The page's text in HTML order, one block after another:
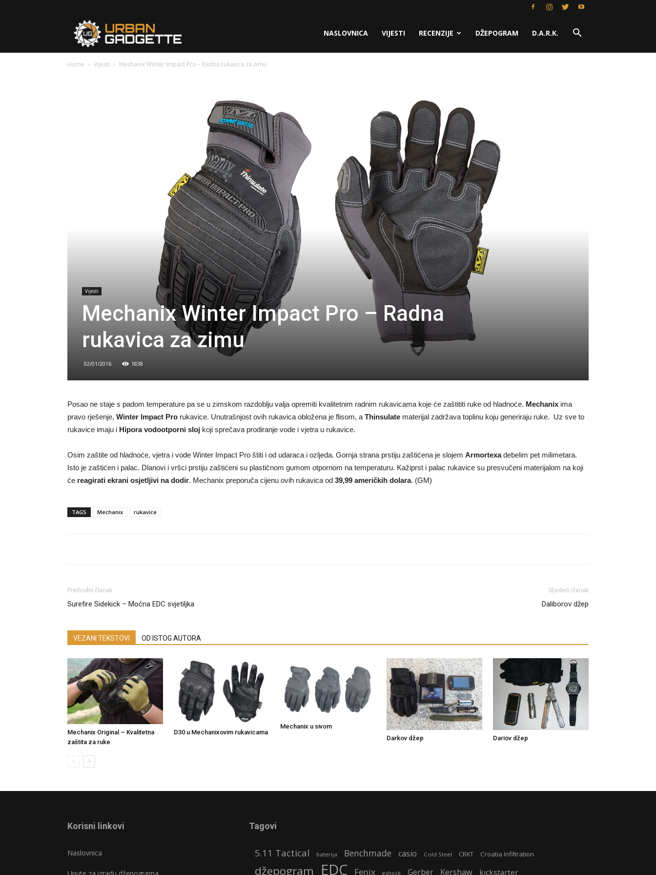
NASLOVNICA VIJESTI RECENZIJE DŽEPOGRAM D.A.R.K.
Home Vijesti Mechanix Winter Impact Pro – Radna rukavica za zimu
Vijesti
Mechanix Winter Impact Pro – Radna
rukavica za zimu
02/01/2016 1838
Posao ne staje s padom temperature pa se u zimskom razdoblju valja opremiti kvalitetnim radnim rukavicama koje će zaštititi ruke od hladnoće. Mechanix ima
pravo rješenje, Winter Impact Pro rukavice. Unutrašnjost ovih rukavica obložena je flisom, a Thinsulate materijal zadržava toplinu koju generiraju ruke. Uz sve to
rukavice imaju i Hipora vodootporni sloj koji sprečava prodiranje vode i vjetra u rukavice.
Osim zaštite od hladnoće, vjetra i vode Winter Impact Pro štiti i od udaraca i ozljeda. Gornja strana prstiju zaštićena je slojem Armortexadebelim pet milimetara.
Isto je zaštićen i palac. Dlanovi i vršci prstiju zaštićeni su plastičnom gumom otpornom na temperaturu. Kažiprst i palac rukavice su presvučeni materijalom na koji
će reagirati ekrani osjetljivi na dodir. Mechanix preporuča cijenu ovih rukavica od 39,99 američkih dolara. (GM)
TAGS Mechanix rukavice
Prethodni članak
Surefire Sidekick – Moćna EDC svjetiljka
Sljedeći članak
Daliborov džep
VEZANI TEKSTOVI OD ISTOG AUTORA
Mechanix Original – Kvalitetna
zaštita za ruke
D30 u Mechanixovim rukavicama
Mechanix u sivom
Darkov džep
Dariov džep
Korisni linkovi
Naslovnica
Tagovi
5.11 Tactical baterija Benchmade casio Cold Steel CRKT Croatia Infiltration
džepogram EDC Fenix g-shock Gerber Kershaw kickstarter